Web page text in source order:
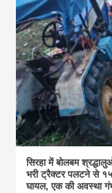
सिरहा में बोलबम
भरी ट्रैक्टर पलटने से
घायल, एक की अवस्था